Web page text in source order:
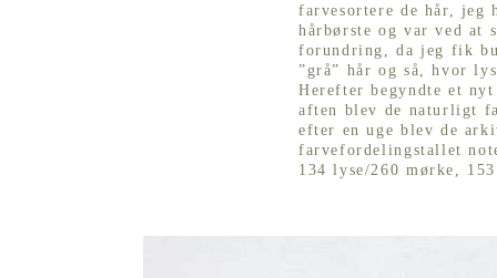
farvesortere de hår, jeg
hårbørste og var ved at
forundring, da jeg fik
”grå” hår og så, hvor
Herefter begyndte et
aften blev de naturligt
efter en uge blev de
farvefordelingstallet
134 lyse/260 mørke,